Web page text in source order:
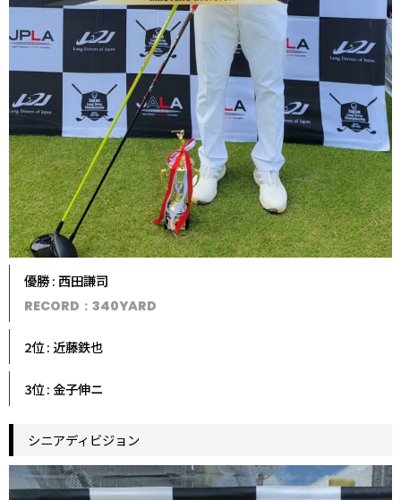
優勝 : 西田謙司
RECORD：340YARD
2位 : 近藤鉄也
3位 : 金子伸ニ
シニアディビジョン